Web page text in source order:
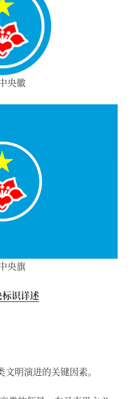
央徽
央旗
识详述
明演进的关键因素。